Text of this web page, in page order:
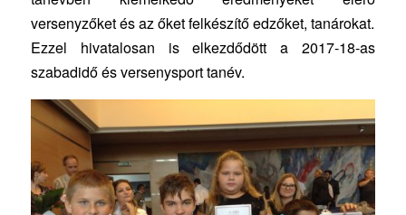
versenyzőket és az őket felkészítő edzőket, tanárokat.
Ezzel hivatalosan is elkezdődött a 2017-18-as
szabadidő és versenysport tanév.